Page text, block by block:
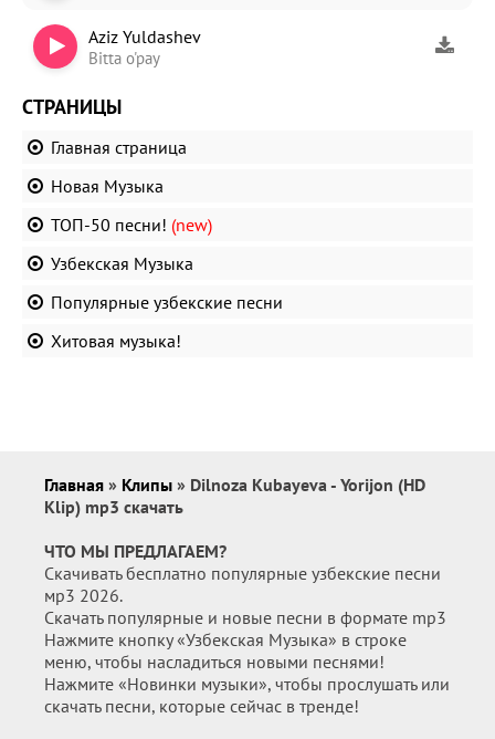
Aziz Yuldashev
Bitta o'pay
СТРАНИЦЫ
Главная страница
Новая Музыка
ТОП-50 песни! (new)
Узбекская Музыка
Популярные узбекские песни
Хитовая музыка!
Главная » Клипы » Dilnoza Kubayeva - Yorijon (HD
Klip) mp3 скачать
ЧТО МЫ ПРЕДЛАГАЕМ?
Скачивать бесплатно популярные узбекские песни
мр3 2026.
Скачать популярные и новые песни в формате mp3
Нажмите кнопку «Узбекская Музыка» в строке
меню, чтобы насладиться новыми песнями!
Нажмите «Новинки музыки», чтобы прослушать или
скачать песни, которые сейчас в тренде!